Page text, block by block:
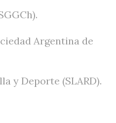
Argentina de
y Deporte (SLARD).